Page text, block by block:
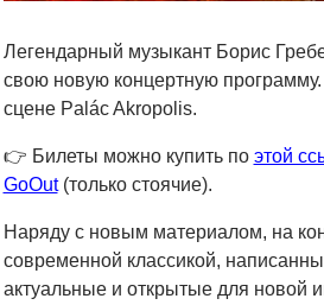
Легендарный музыкант Борис
свою новую концертную
сцене Palác Akropolis.
👉 Билеты можно купить по этой
GoOut(только стоячие).
Наряду с новым материалом, на
современной классикой,
актуальные и открытые для новой